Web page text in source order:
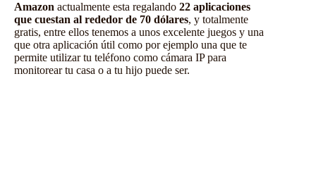
Amazon actualmente esta regalando 22 aplicaciones
que cuestan al rededor de 70 dólares, y totalmente
gratis, entre ellos tenemos a unos excelente juegos y una
que otra aplicación útil como por ejemplo una que te
permite utilizar tu teléfono como cámara IP para
monitorear tu casa o a tu hijo puede ser.